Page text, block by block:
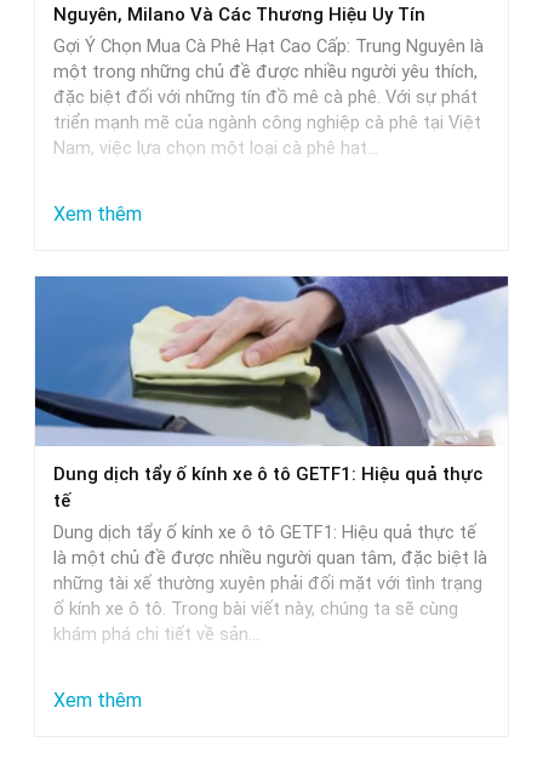
lựa
chọn
Nguyên, Milano Và Các Thương Hiệu Uy Tín
Gợi Ý Chọn Mua Cà Phê Hạt Cao Cấp: Trung Nguyên là
một trong những chủ đề được nhiều người yêu thích,
đặc biệt đối với những tín đồ mê cà phê. Với sự phát
triển mạnh mẽ của ngành công nghiệp cà phê tại Việt
Nam, việc lựa chọn một loại cà phê hạt…
Xem thêm:
Ý
Chọn
Mua
Cà
Phê
Hạt
Cao
Cấp:
Trung
Nguyên,
Milano
Dung dịch tẩy ố kính xe ô tô GETF1: Hiệu quả thực
tế
Dung dịch tẩy ố kính xe ô tô GETF1: Hiệu quả thực tế
là một chủ đề được nhiều người quan tâm, đặc biệt là
những tài xế thường xuyên phải đối mặt với tình trạng
ố kính xe ô tô. Trong bài viết này, chúng ta sẽ cùng
khám phá chi tiết về sản…
Xem thêm: